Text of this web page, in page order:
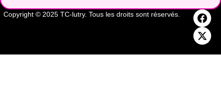
Copyright © 2025 TC-lutry. Tous les droits sont réservés.